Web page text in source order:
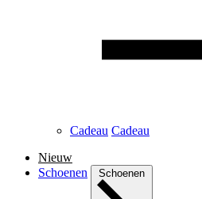
Cadeau Cadeau
Nieuw
Schoenen
Schoenen